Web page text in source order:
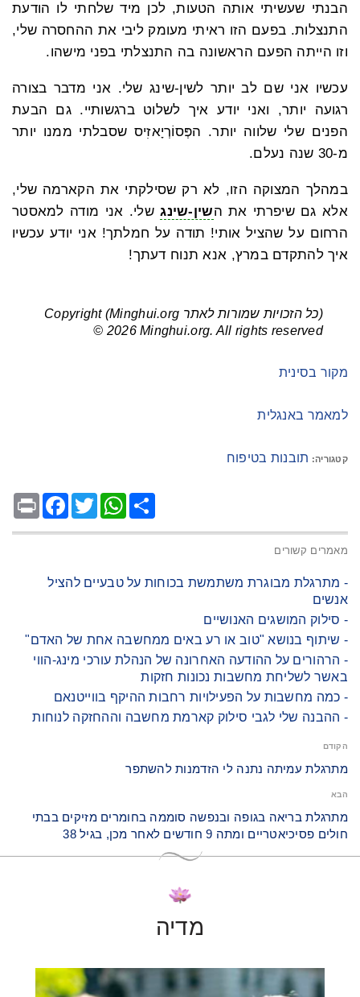
הבנתי שעשיתי אותה הטעות, לכן מיד שלחתי לו הודעת
התנצלות. בפעם הזו ראיתי מעומק ליבי את ההחסרה שלי,
וזו הייתה הפעם הראשונה בה התנצלתי בפני מישהו.
עכשיו אני שם לב יותר לשין-שינג שלי. אני מדבר בצורה
רגועה יותר, ואני יודע איך לשלוט ברגשותיי. גם הבעת
הפנים שלי שלווה יותר. הפְּסוֹרְיָאזִיס שסבלתי ממנו יותר
מ-30 שנה נעלם.
במהלך המצוקה הזו, לא רק שסילקתי את הקארמה שלי,
אלא גם שיפרתי את השין-שינגשלי. אני מודה למאסטר
הרחום על שהציל אותי! תודה על חמלתך! אני יודע עכשיו
איך להתקדם במרץ, אנא תנוח דעתך!
(כל הזכויות שמורות לאתר Minghui.org) Copyright
© 2026 Minghui.org. All rights reserved
מקור בסינית
למאמר באנגלית
קטגוריה: תובנות בטיפוח
Print
FacebookTwitter
WhatsAppShare
מאמרים קשורים
- מתרגלת מבוגרת משתמשת בכוחות על טבעיים להציל
אנשים
- סילוק המושגים האנושיים
- שיתוף בנושא "טוב או רע באים ממחשבה אחת של האדם"
- הרהורים על ההודעה האחרונה של הנהלת עורכי מינג-הווי
באשר לשליחת מחשבות נכונות חזקות
- כמה מחשבות על הפעילויות רחבות ההיקף בווייטנאם
- ההבנה שלי לגבי סילוק קארמת מחשבה וההחזקה לנוחות
הקודם
מתרגלת עמיתה נתנה לי הזדמנות להשתפר
הבא
מתרגלת בריאה בגופה ובנפשה סוממה בחומרים מזיקים בבתי
חולים פסיכיאטריים ומתה 9 חודשים לאחר מכן, בגיל 38
מדיה